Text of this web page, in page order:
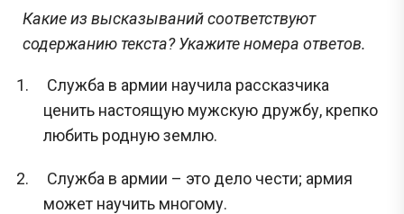
Какие из высказываний соответствуют
содержанию текста? Укажите номера ответов.
Служба в армии научила рассказчика
ценить настоящую мужскую дружбу, крепко
любить родную землю.
Служба в армии – это дело чести; армия
может научить многому.